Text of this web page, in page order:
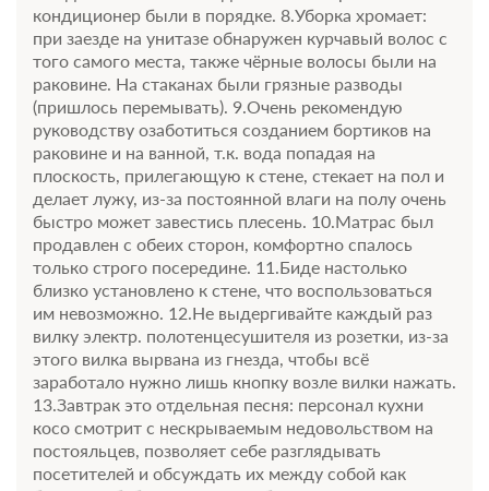
Моментальное подтверждение
В стоимость входит:
Основной тариф, Включен завтрак
При отмене оплата не возвращается
Требуется внесение предоплаты в течение 1 часа.
Сумма предоплаты составляет 756 руб.
7 200 Забронировать
Еще 5 тарифов
всего 8 предложений
кондиционер были в порядке. 8.Уборка хромает:
при заезде на унитазе обнаружен курчавый волос с
того самого места, также чёрные волосы были на
раковине. На стаканах были грязные разводы
(пришлось перемывать). 9.Очень рекомендую
руководству озаботиться созданием бортиков на
раковине и на ванной, т.к. вода попадая на
плоскость, прилегающую к стене, стекает на пол и
делает лужу, из-за постоянной влаги на полу очень
быстро может завестись плесень. 10.Матрас был
продавлен с обеих сторон, комфортно спалось
только строго посередине. 11.Биде настолько
близко установлено к стене, что воспользоваться
им невозможно. 12.Не выдергивайте каждый раз
вилку электр. полотенцесушителя из розетки, из-за
этого вилка вырвана из гнезда, чтобы всё
заработало нужно лишь кнопку возле вилки нажать.
13.Завтрак это отдельная песня: персонал кухни
косо смотрит с нескрываемым недовольством на
постояльцев, позволяет себе разглядывать
посетителей и обсуждать их между собой как